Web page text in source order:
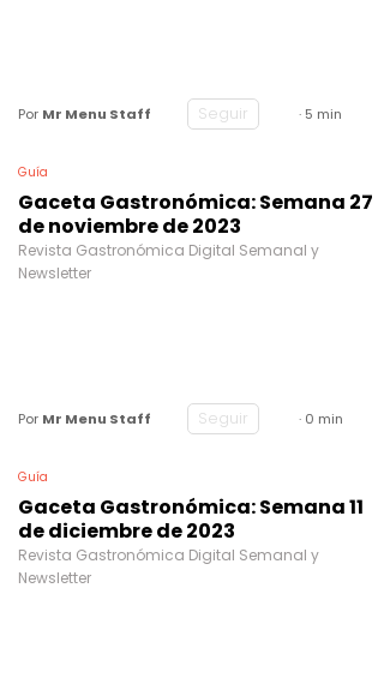
Por Mr Menu Staff Seguir · 5 min
Guía
Gaceta Gastronómica: Semana 27
de noviembre de 2023
Revista Gastronómica Digital Semanal y
Newsletter
Por Mr Menu Staff Seguir · 0 min
Guía
Gaceta Gastronómica: Semana 11
de diciembre de 2023
Revista Gastronómica Digital Semanal y
Newsletter